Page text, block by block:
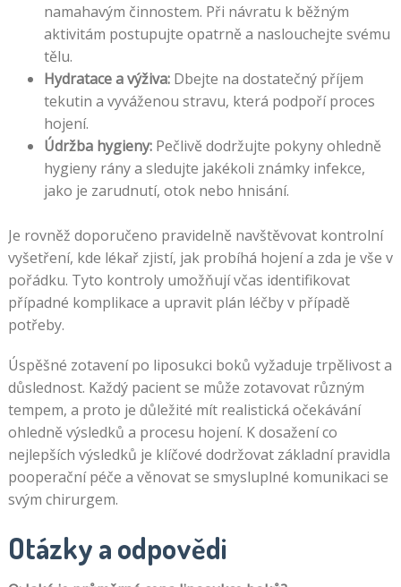
namahavým činnostem. Při návratu k běžným
aktivitám postupujte opatrně a naslouchejte svému
tělu.
Hydratace a výživa:Dbejte na dostatečný příjem
tekutin a vyváženou stravu, která podpoří proces
hojení.
Údržba hygieny:Pečlivě dodržujte pokyny ohledně
hygieny rány a sledujte jakékoli známky infekce,
jako je zarudnutí, otok nebo hnisání.
Je rovněž doporučeno pravidelně navštěvovat kontrolní
vyšetření, kde lékař zjistí, jak probíhá hojení a zda je vše v
pořádku. Tyto kontroly umožňují včas identifikovat
případné komplikace a upravit plán léčby v případě
potřeby.
Úspěšné zotavení po liposukci boků vyžaduje trpělivost a
důslednost. Každý pacient se může zotavovat různým
tempem, a proto je důležité mít realistická očekávání
ohledně výsledků a procesu hojení. K dosažení co
nejlepších výsledků je klíčové dodržovat základní pravidla
pooperační péče a věnovat se smysluplné komunikaci se
svým chirurgem.
Otázky a odpovědi